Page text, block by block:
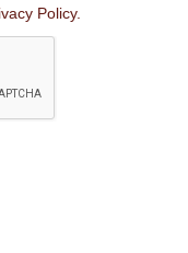
Policy.